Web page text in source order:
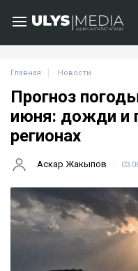
Главная Новости
Прогноз
июня: дожди и
регионах
Аскар Жакыпов